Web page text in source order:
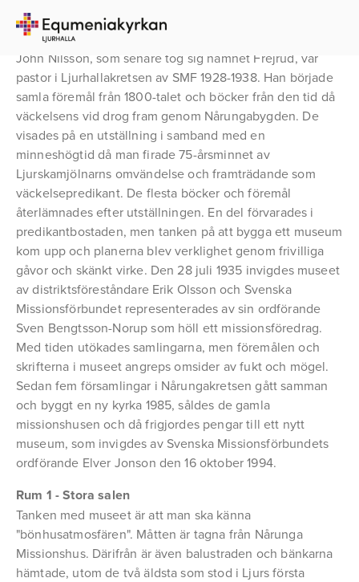
John Nilsson, som senare tog sig namnet Frejrud, var
pastor i Ljurhallakretsen av SMF 1928-1938. Han började
samla föremål från 1800-talet och böcker från den tid då
väckelsens vid drog fram genom Nårungabygden. De
visades på en utställning i samband med en
minneshögtid då man firade 75-årsminnet av
Ljurskamjölnarns omvändelse och framträdande som
väckelsepredikant. De flesta böcker och föremål
återlämnades efter utställningen. En del förvarades i
predikantbostaden, men tanken på att bygga ett museum
kom upp och planerna blev verklighet genom frivilliga
gåvor och skänkt virke. Den 28 juli 1935 invigdes museet
av distriktsföreståndare Erik Olsson och Svenska
Missionsförbundet representerades av sin ordförande
Sven Bengtsson-Norup som höll ett missionsföredrag.
Med tiden utökades samlingarna, men föremålen och
skrifterna i museet angreps omsider av fukt och mögel.
Sedan fem församlingar i Nårungakretsen gått samman
och byggt en ny kyrka 1985, såldes de gamla
missionshusen och då frigjordes pengar till ett nytt
museum, som invigdes av Svenska Missionsförbundets
ordförande Elver Jonson den 16 oktober 1994.
Rum 1 - Stora salen
Tanken med museet är att man ska känna
"bönhusatmosfären". Måtten är tagna från Nårunga
Missionshus. Därifrån är även balustraden och bänkarna
hämtade, utom de två äldsta som stod i Ljurs första